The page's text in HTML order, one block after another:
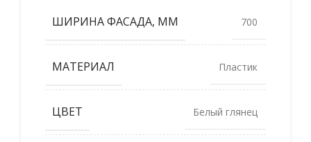
ШИРИНА ФАСАДА, ММ 700
МАТЕРИАЛ Пластик
ЦВЕТ Белый глянец